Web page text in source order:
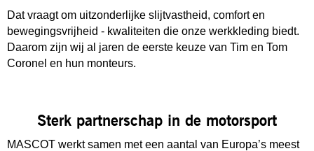
Dat vraagt om uitzonderlijke slijtvastheid, comfort en
bewegingsvrijheid - kwaliteiten die onze werkkleding biedt.
Daarom zijn wij al jaren de eerste keuze van Tim en Tom
Coronel en hun monteurs.
Sterk partnerschap in de motorsport
MASCOT werkt samen met een aantal van Europa’s meest